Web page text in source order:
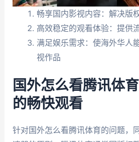
畅享国内影视内容：解决版
高效稳定的观看体验：提供
满足娱乐需求：使海外华人
视作品
国外怎么看腾讯体
的畅快观看
针对国外怎么看腾讯体育的问题，